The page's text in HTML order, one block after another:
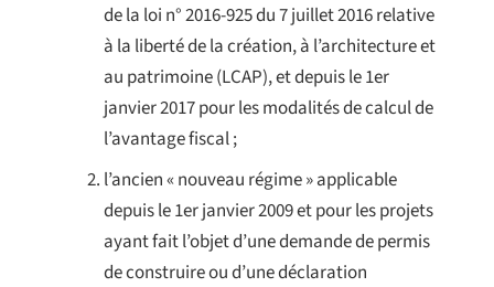
de la loi n° 2016-925 du 7 juillet 2016 relative
à la liberté de la création, à l’architecture et
au patrimoine (LCAP), et depuis le 1er
janvier 2017 pour les modalités de calcul de
l’avantage fiscal ;
l’ancien « nouveau régime » applicable
depuis le 1er janvier 2009 et pour les projets
ayant fait l’objet d’une demande de permis
de construire ou d’une déclaration